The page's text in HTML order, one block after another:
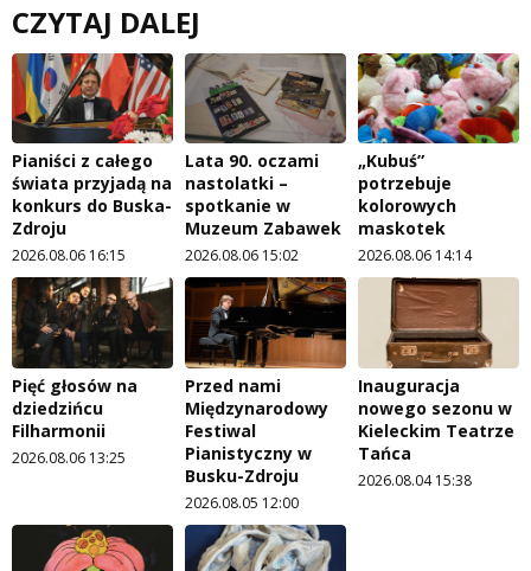
CZYTAJ DALEJ
Pianiści z całego
świata przyjadą na
konkurs do Buska-
Zdroju
2026.08.06 16:15
Lata 90. oczami
nastolatki –
spotkanie w
Muzeum Zabawek
2026.08.06 15:02
„Kubuś”
potrzebuje
kolorowych
maskotek
2026.08.06 14:14
Pięć głosów na
dziedzińcu
Filharmonii
2026.08.06 13:25
Przed nami
Międzynarodowy
Festiwal
Pianistyczny w
Busku-Zdroju
2026.08.05 12:00
Inauguracja
nowego sezonu w
Kieleckim Teatrze
Tańca
2026.08.04 15:38